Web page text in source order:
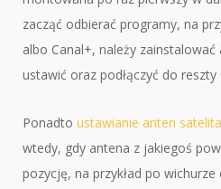
zacząć odbierać programy, na
albo Canal+, należy
ustawić oraz podłączyć do reszty
Ponadto ustawianie anten
wtedy, gdy antena z jakiegoś
pozycję, na przykład po wichurze